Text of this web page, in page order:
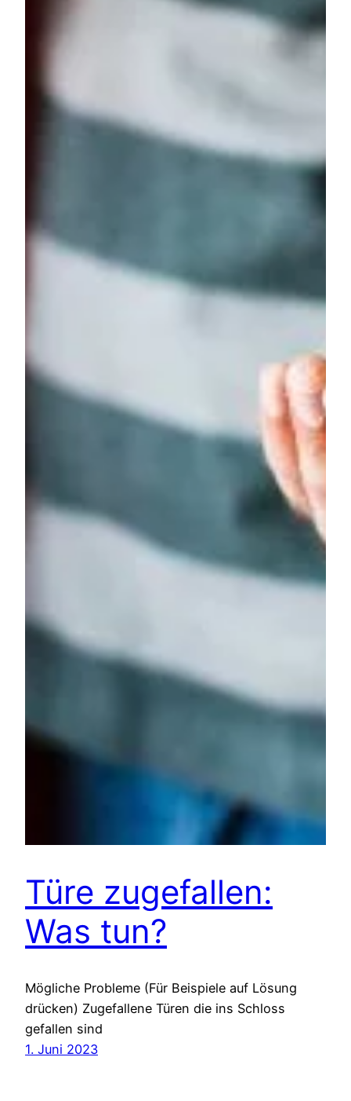
Türe zugefallen:
Was tun?
Mögliche Probleme (Für Beispiele auf Lösung
drücken) Zugefallene Türen die ins Schloss
gefallen sind
1. Juni 2023